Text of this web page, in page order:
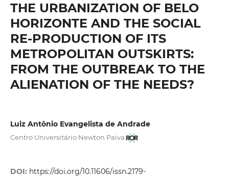
THE URBANIZATION OF BELO
HORIZONTE AND THE SOCIAL
RE-PRODUCTION OF ITS
METROPOLITAN OUTSKIRTS:
FROM THE OUTBREAK TO THE
ALIENATION OF THE NEEDS?
Luiz Antônio Evangelista de Andrade
Centro Universitário Newton Paiva
DOI: https://doi.org/10.11606/issn.2179-